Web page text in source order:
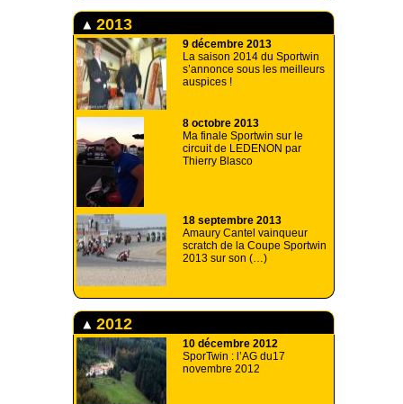
2013
9 décembre 2013
La saison 2014 du Sportwin
s’annonce sous les meilleurs
auspices !
8 octobre 2013
Ma finale Sportwin sur le
circuit de LEDENON par
Thierry Blasco
18 septembre 2013
Amaury Cantel vainqueur
scratch de la Coupe Sportwin
2013 sur son (…)
2012
10 décembre 2012
SporTwin : l’AG du17
novembre 2012